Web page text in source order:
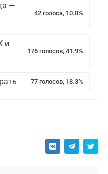
—
42 голоса, 10.0%
и
176 голосов, 41.9%
77 голосов, 18.3%